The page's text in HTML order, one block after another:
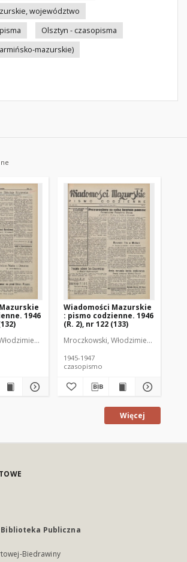
województwo
Olsztyn - czasopisma
mazurskie)
1946
(1902-1971). Redaktor
Wiadomości Mazurskie
: pismo codzienne. 1946
(R. 2), nr 122 (133)
Mroczkowski, Włodzimierz (1902-
1945-1947
czasopismo
Więcej
Publiczna
Biedrawiny